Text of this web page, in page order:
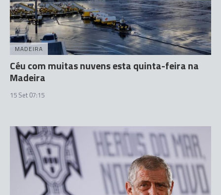
MADEIRA
Céu com muitas nuvens esta quinta-feira na
Madeira
15 Set 07:15